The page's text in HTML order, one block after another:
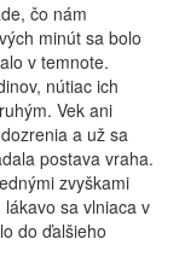
čo nám
minút sa bolo
v temnote.
nútiac ich
Vek ani
a už sa
postava vraha.
zvyškami
sa vlniaca v
do ďalšieho